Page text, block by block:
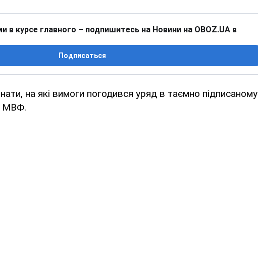
в курсе главного – подпишитесь на Новини на OBOZ.UA в
Подписаться
на які вимоги погодився уряд в таємно підписаному
МВФ.